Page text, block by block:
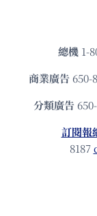
總機 1-
商業廣告 650-
分類廣告
訂閱報
8187